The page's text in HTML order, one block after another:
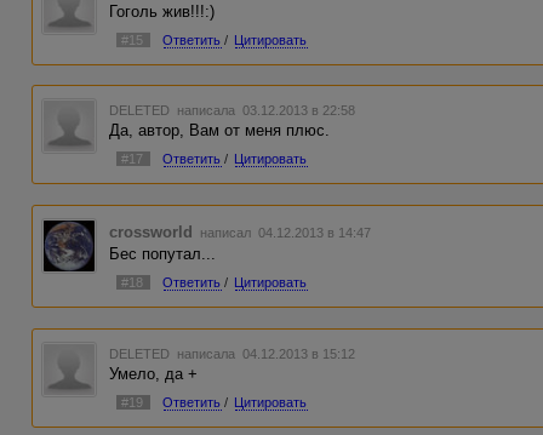
Всё нормально. Никаких петель.
Гоголь жив!!!:)
#15 Ответить / Цитировать
DELETED написала 03.12.2013 в 22:58
Да, автор, Вам от меня плюс.
#17 Ответить / Цитировать
crossworld написал 04.12.2013 в 14:47
Бес попутал...
#18 Ответить / Цитировать
DELETED написала 04.12.2013 в 15:12
Умело, да +
#19 Ответить / Цитировать